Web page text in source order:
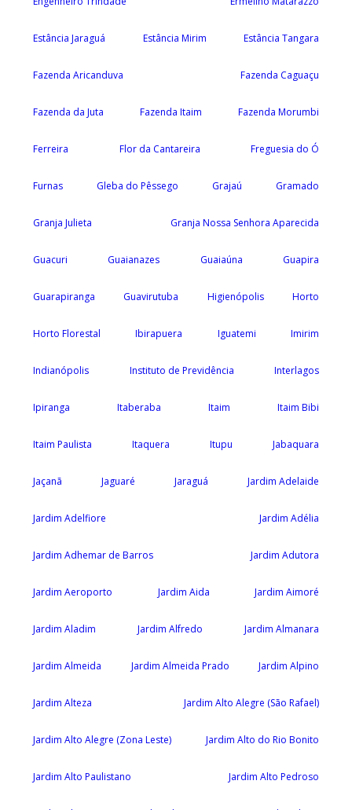
Estância Jaraguá Estância Mirim Estância Tangara
Fazenda Aricanduva Fazenda Caguaçu
Fazenda da Juta Fazenda Itaim Fazenda Morumbi
Ferreira Flor da Cantareira Freguesia do Ó
Furnas Gleba do Pêssego Grajaú Gramado
Granja Julieta Granja Nossa Senhora Aparecida
Guacuri Guaianazes Guaiaúna Guapira
Guarapiranga Guavirutuba Higienópolis Horto
Horto Florestal Ibirapuera Iguatemi Imirim
Indianópolis Instituto de Previdência Interlagos
Ipiranga Itaberaba Itaim Itaim Bibi
Itaim Paulista Itaquera Itupu Jabaquara
Jaçanã Jaguaré Jaraguá Jardim Adelaide
Jardim Adelfiore Jardim Adélia
Jardim Adhemar de Barros Jardim Adutora
Jardim Aeroporto Jardim Aida Jardim Aimoré
Jardim Aladim Jardim Alfredo Jardim Almanara
Jardim Almeida Jardim Almeida Prado Jardim Alpino
Jardim Alteza Jardim Alto Alegre (São Rafael)
Jardim Alto Alegre (Zona Leste) Jardim Alto do Rio Bonito
Jardim Alto Paulistano Jardim Alto Pedroso